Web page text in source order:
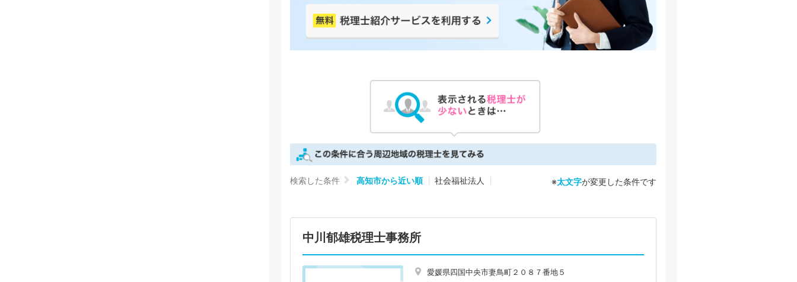
検索した条件 高知市から近い順 社会福祉法人 ※太文字が変更した条件です
中川郁雄税理士事務所
愛媛県四国中央市妻鳥町２０８７番地５